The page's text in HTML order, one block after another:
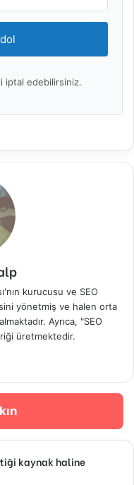
iptal edebilirsiniz.
kurucusu ve SEO
yönetmiş ve halen orta
Ayrıca, "SEO
üretmektedir.
kaynak haline